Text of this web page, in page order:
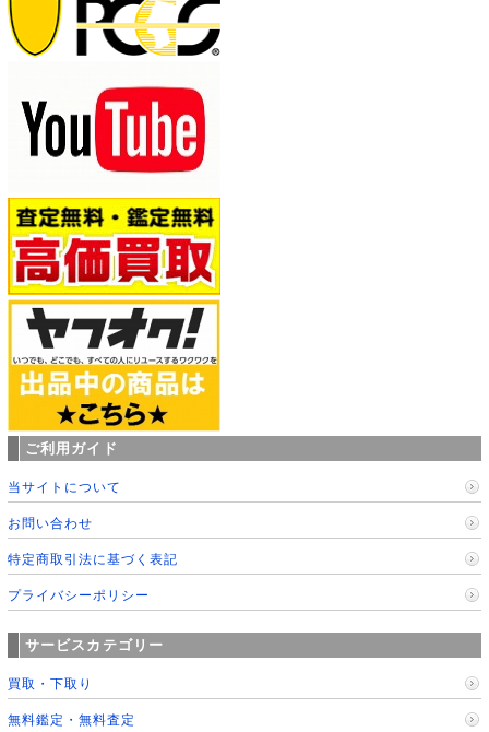
ご利用ガイド
当サイトについて
お問い合わせ
特定商取引法に基づく表記
プライバシーポリシー
サービスカテゴリー
買取・下取り
無料鑑定・無料査定